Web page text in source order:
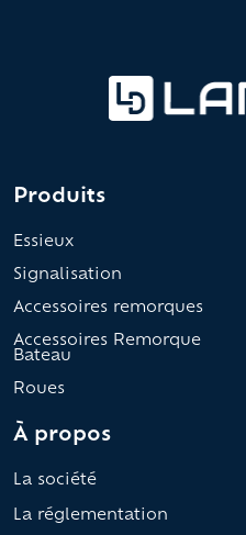
Produits
Essieux
Signalisation
Accessoires remorques
Accessoires Remorque
Bateau
Roues
À propos
La société
La réglementation